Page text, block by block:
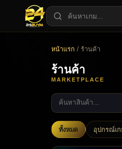
หน้าแรก / ร้านค้า
ร้านค้า
MARKETPLACE
ทั้งหมด อุปกรณ์เก